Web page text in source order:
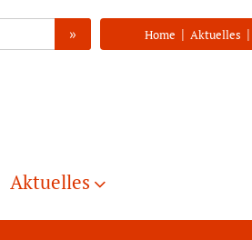
Home | Aktuelles |
»
Aktuelles